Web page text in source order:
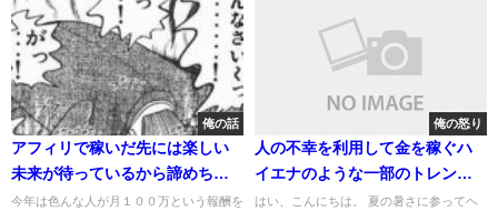
俺の話
アフィリで稼いだ先には楽しい
未来が待っているから諦めちゃ
ダメだ
今年は色んな人が月１００万という報酬を
俺の怒り
人の不幸を利用して金を稼ぐハ
イエナのような一部のトレンド
アフィリエイターについて思う
はい、こんにちは。 夏の暑さに参ってヘ